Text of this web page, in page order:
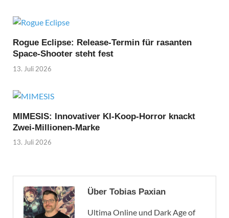
Rogue Eclipse: Release-Termin für rasanten
Space-Shooter steht fest
13. Juli 2026
MIMESIS: Innovativer KI-Koop-Horror knackt
Zwei-Millionen-Marke
13. Juli 2026
Über Tobias Paxian
Ultima Online und Dark Age of